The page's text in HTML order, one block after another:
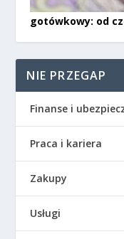
gotówkowy: od
NIE PRZEGAP
Finanse i
Praca i kariera
Zakupy
Usługi